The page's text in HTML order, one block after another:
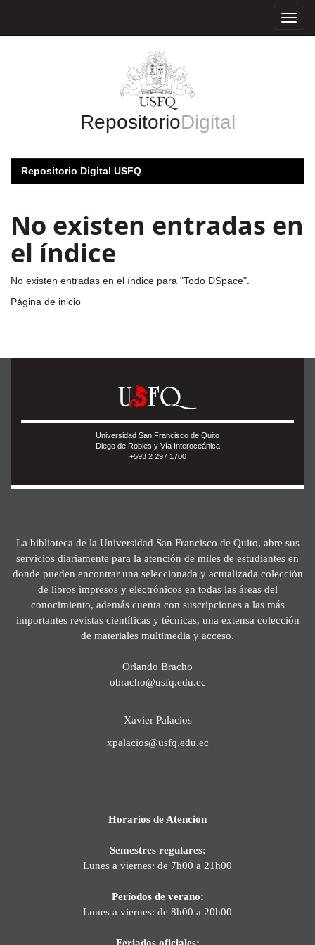
RepositorioDigital
Repositorio Digital USFQ
No existen entradas en
el índice
No existen entradas en el índice para "Todo DSpace".
Página de inicio
Universidad San Francisco de Quito
Diego de Robles y Vía Interoceánica
+593 2 297 1700
La biblioteca de la Universidad San Francisco de Quito, abre sus
servicios diariamente para la atención de miles de estudiantes en
donde pueden encontrar una seleccionada y actualizada colección
de libros impresos y electrónicos en todas las áreas del
conocimiento, además cuenta con suscripciones a las más
importantes revistas científicas y técnicas, una extensa colección
de materiales multimedia y acceso.
Orlando Bracho
obracho@usfq.edu.ec
Xavier Palacios
xpalacios@usfq.edu.ec
Horarios de Atención
Semestres regulares:
Lunes a viernes: de 7h00 a 21h00
Períodos de verano:
Lunes a viernes: de 8h00 a 20h00
Feriados oficiales: